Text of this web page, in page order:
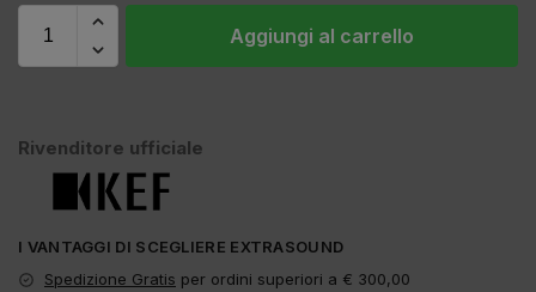
Aggiungi al carrello
Rivenditore ufficiale
I VANTAGGI DI SCEGLIERE EXTRASOUND
Spedizione Gratis per ordini superiori a € 300,00